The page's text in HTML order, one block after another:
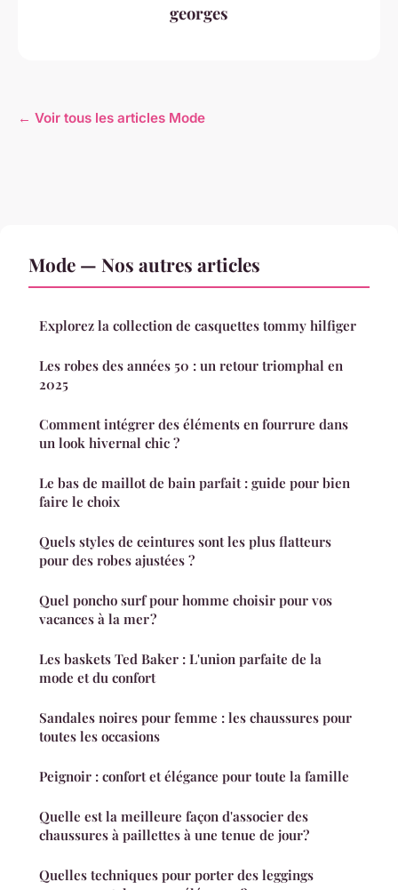
georges
← Voir tous les articles Mode
Mode — Nos autres articles
Explorez la collection de casquettes tommy hilfiger
Les robes des années 50 : un retour triomphal en
2025
Comment intégrer des éléments en fourrure dans
un look hivernal chic ?
Le bas de maillot de bain parfait : guide pour bien
faire le choix
Quels styles de ceintures sont les plus flatteurs
pour des robes ajustées ?
Quel poncho surf pour homme choisir pour vos
vacances à la mer ?
Les baskets Ted Baker : L'union parfaite de la
mode et du confort
Sandales noires pour femme : les chaussures pour
toutes les occasions
Peignoir : confort et élégance pour toute la famille
Quelle est la meilleure façon d'associer des
chaussures à paillettes à une tenue de jour?
Quelles techniques pour porter des leggings